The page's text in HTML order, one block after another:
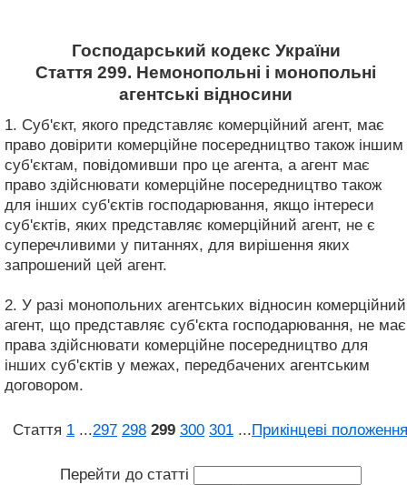
Господарський кодекс України
Стаття 299. Немонопольні і монопольні
агентські відносини
1. Суб'єкт, якого представляє комерційний агент, має
право довірити комерційне посередництво також іншим
суб'єктам, повідомивши про це агента, а агент має
право здійснювати комерційне посередництво також
для інших суб'єктів господарювання, якщо інтереси
суб'єктів, яких представляє комерційний агент, не є
суперечливими у питаннях, для вирішення яких
запрошений цей агент.
2. У разі монопольних агентських відносин комерційний
агент, що представляє суб'єкта господарювання, не має
права здійснювати комерційне посередництво для
інших суб'єктів у межах, передбачених агентським
договором.
Стаття 1 ...297 298 299 300 301 ...Прикінцеві положення
Перейти до статті